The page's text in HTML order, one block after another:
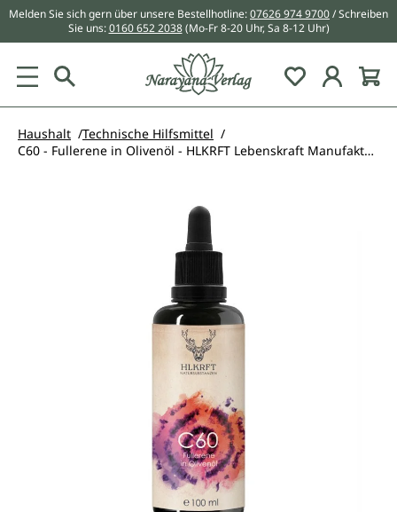
springen
Melden Sie sich gern über unsere Bestellhotline:07626 974 9700/ Schreiben
Sie uns:0160 652 2038 (Mo-Fr 8-20 Uhr, Sa 8-12 Uhr)
Du hast 0
Haushalt
Technische Hilfsmittel
C60 - Fullerene in Olivenöl - HLKRFT Lebenskraft Manufaktur - 100 ml